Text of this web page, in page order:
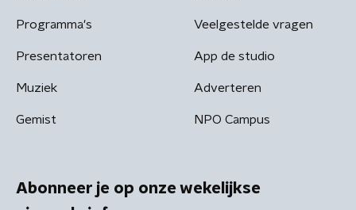
Programma's
Presentatoren
Muziek
Gemist
Veelgestelde vragen
App de studio
Adverteren
NPO Campus
Abonneer je op onze wekelijkse